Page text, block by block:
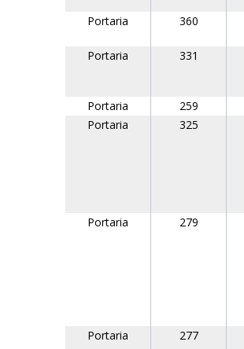
Portaria 360
Portaria 331
Portaria 259
Portaria
325
Portaria 279
Portaria 277